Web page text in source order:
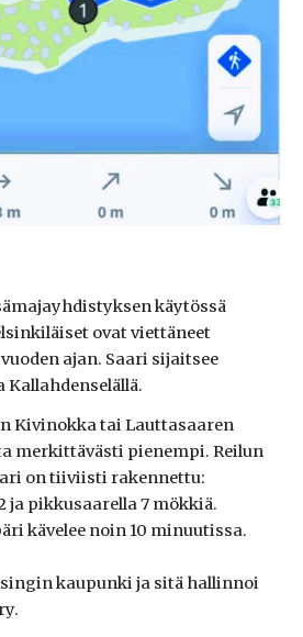
käytössä
ovat viettäneet
ajan. Saari sijaitsee
Kallahdenselällä.
Kivinokka tai Lauttasaaren
merkittävästi pienempi. Reilun
on tiiviisti rakennettu:
ja pikkusaarella 7 mökkiä.
kävelee noin 10 minuutissa.
kaupunki ja sitä hallinnoi